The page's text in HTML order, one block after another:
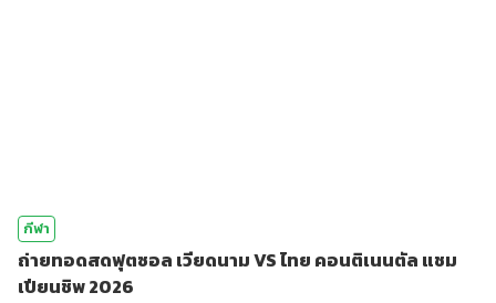
กีฬา
ถ่ายทอดสดฟุตซอล เวียดนาม VS ไทย คอนติเนนตัล แชม
เปียนชิพ 2026